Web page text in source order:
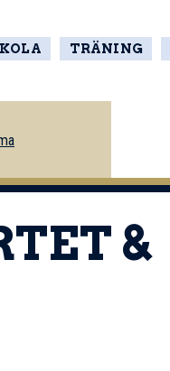
TRÄNING
&